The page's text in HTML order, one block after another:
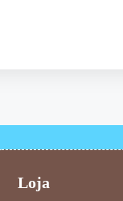
Loja